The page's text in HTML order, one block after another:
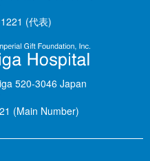
(代表)
520-3046 Japan
(Main Number)